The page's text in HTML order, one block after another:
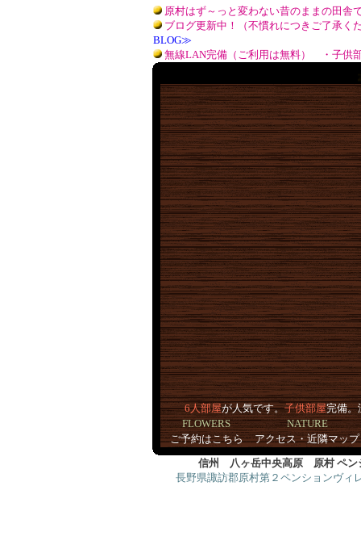
原村はず～っと変わない昔のままの田舎
ブログ更新中！（不慣れにつきご了承く
BLOG≫
無線LAN完備（ご利用は無料） ・子供
6人部屋が人気です。子供部屋完備。
FLOWERS
NATURE
ご予約はこちら
アクセス・近隣マップ
信州 八ヶ岳中央高原 原村 ペ
長野県諏訪郡原村第２ペンションヴ